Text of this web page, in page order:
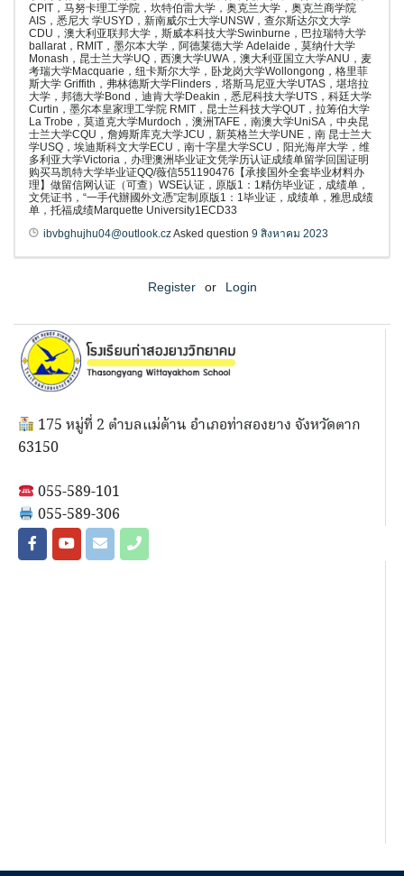
CPIT，马努卡理工学院，坎特伯雷大学，奥克兰大学，奥克兰商学院
AIS，悉尼大 学USYD，新南威尔士大学UNSW，查尔斯达尔文大学
CDU，澳大利亚联邦大学，斯威本科技大学Swinburne，巴拉瑞特大学
ballarat，RMIT，墨尔本大学，阿德莱德大学 Adelaide，莫纳什大学
Monash，昆士兰大学UQ，西澳大学UWA，澳大利亚国立大学ANU，麦
考瑞大学Macquarie，纽卡斯尔大学，卧龙岗大学Wollongong，格里菲
斯大学 Griffith，弗林德斯大学Flinders，塔斯马尼亚大学UTAS，堪培拉
大学，邦德大学Bond，迪肯大学Deakin，悉尼科技大学UTS，科廷大学
Curtin，墨尔本皇家理工学院 RMIT，昆士兰科技大学QUT，拉筹伯大学
La Trobe，莫道克大学Murdoch，澳洲TAFE，南澳大学UniSA，中央昆
士兰大学CQU，詹姆斯库克大学JCU，新英格兰大学UNE，南 昆士兰大
学USQ，埃迪斯科文大学ECU，南十字星大学SCU，阳光海岸大学，维
多利亚大学Victoria，办理澳洲毕业证文凭学历认证成绩单留学回国证明
购买马凯特大学毕业证QQ/薇信551190476【承接国外全套毕业材料办
理】做留信网认证（可查）WSE认证，原版1：1精仿毕业证，成绩单，
文凭证书，“一手代辦國外文憑”定制原版1：1毕业证，成绩单，雅思成绩
单，托福成绩Marquette University1ECD33
ibvbghujhu04@outlook.czAsked question 9 สิงหาคม 2023
Register or Login
175 หมู่ที่ 2 ตำบลแม่ต้าน อำเภอท่าสองยาง จังหวัดตาก
63150
055-589-101
055-589-306